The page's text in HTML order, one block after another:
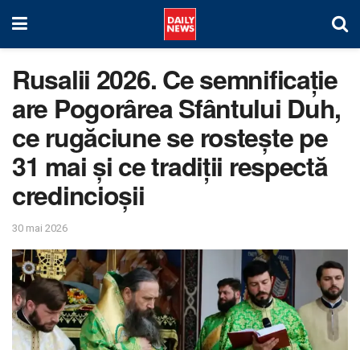
Rusalii 2026. Ce semnificație
are Pogorârea Sfântului Duh,
ce rugăciune se rostește pe
31 mai și ce tradiții respectă
credincioșii
30 mai 2026